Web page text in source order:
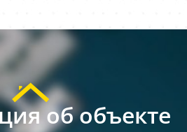
об объекте